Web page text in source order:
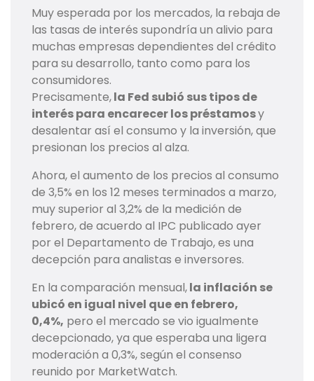
Muy esperada por los mercados, la rebaja de
las tasas de interés supondría un alivio para
muchas empresas dependientes del crédito
para su desarrollo, tanto como para los
consumidores.
Precisamente,la Fed subió sus tipos de
interés para encarecer los préstamosy
desalentar así el consumo y la inversión, que
presionan los precios al alza.
Ahora, el aumento de los precios al consumo
de 3,5% en los 12 meses terminados a marzo,
muy superior al 3,2% de la medición de
febrero, de acuerdo al IPC publicado ayer
por el Departamento de Trabajo, es una
decepción para analistas e inversores.
En la comparación mensual,la inflación se
ubicó en igual nivel que en febrero,
0,4%, pero el mercado se vio igualmente
decepcionado, ya que esperaba una ligera
moderación a 0,3%, según el consenso
reunido por MarketWatch.